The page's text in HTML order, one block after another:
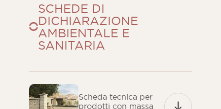
SCHEDE DI
DICHIARAZIONE
AMBIENTALE E
SANITARIA
Scheda tecnica per
prodotti con massa